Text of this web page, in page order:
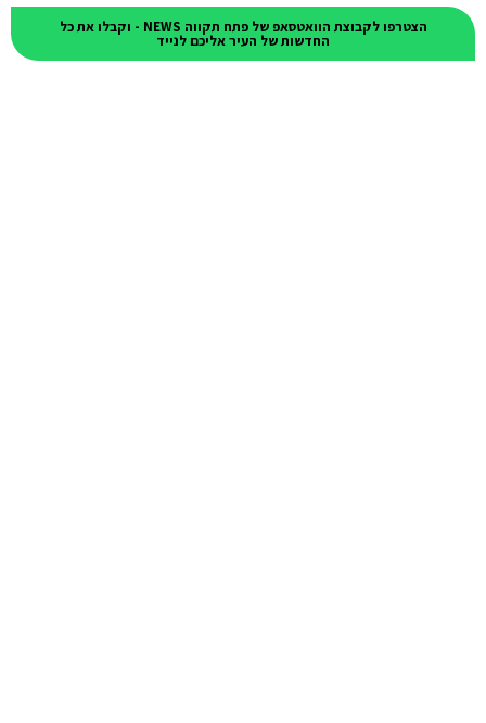
הצטרפו לקבוצת הוואטסאפ של פתח תקווה NEWS - וקבלו את כל
החדשות של העיר אליכם לנייד